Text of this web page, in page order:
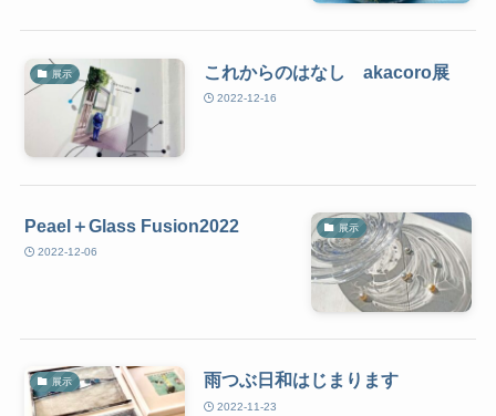
展示 これからのはなし akacoro展
2022-12-16
展示
Peael＋Glass Fusion2022
2022-12-06
展示 雨つぶ日和はじまります
2022-11-23